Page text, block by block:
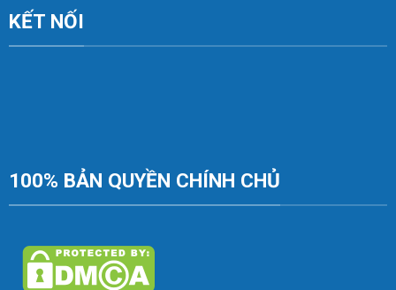
KẾT NỐI
100% BẢN QUYỀN CHÍNH CHỦ